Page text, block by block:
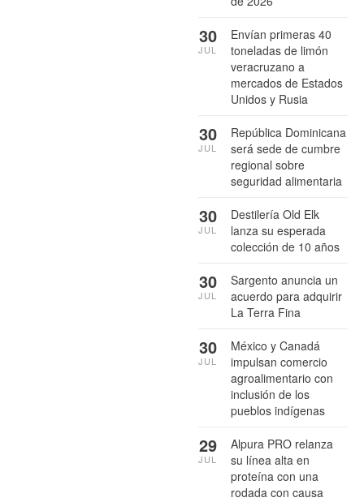
Envían primeras 40
toneladas de limón
veracruzano a
mercados de Estados
Unidos y Rusia
30
JUL
República Dominicana
será sede de cumbre
regional sobre
seguridad alimentaria
30
JUL
Destilería Old Elk
lanza su esperada
colección de 10 años
30
JUL
Sargento anuncia un
acuerdo para adquirir
La Terra Fina
30
JUL
México y Canadá
impulsan comercio
agroalimentario con
inclusión de los
pueblos indígenas
30
JUL
Alpura PRO relanza
su línea alta en
proteína con una
rodada con causa
29
JUL